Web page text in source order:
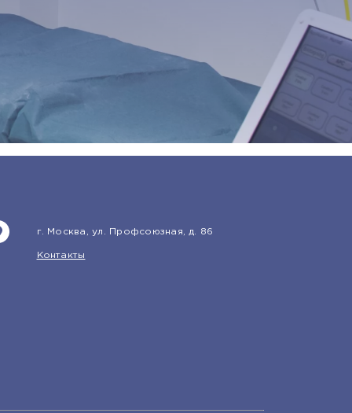
г. Москва, ул. Профсоюзная, д. 86
Контакты